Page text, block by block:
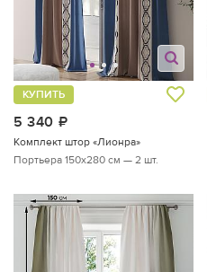
5 340
КУПИТЬ
Комплект штор «Лионра»
Портьера 150х280 см — 2 шт.